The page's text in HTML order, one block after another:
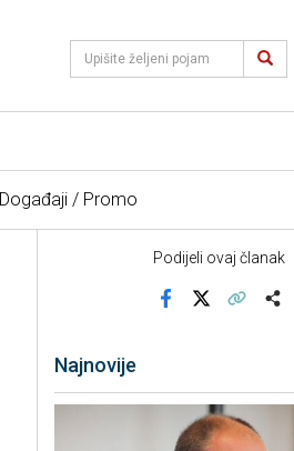
Događaji / Promo
Podijeli ovaj članak
Najnovije